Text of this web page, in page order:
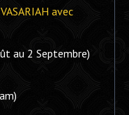
avec
au 2 Septembre)